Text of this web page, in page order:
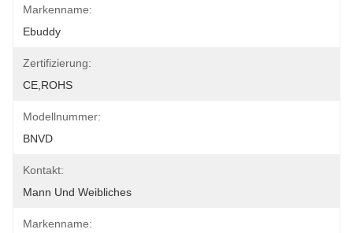
Markenname:
Ebuddy
Zertifizierung:
CE,ROHS
Modellnummer:
BNVD
Kontakt:
Mann Und Weibliches
Markenname: